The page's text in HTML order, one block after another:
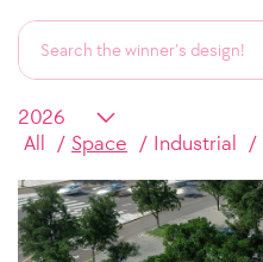
All Space Industrial